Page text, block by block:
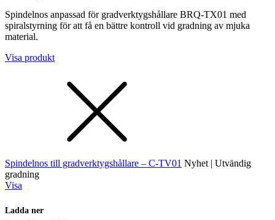
Spindelnos anpassad för gradverktygshållare BRQ-TX01 med
spiralstyrning för att få en bättre kontroll vid gradning av mjuka
material.
Visa produkt
Spindelnos till gradverktygshållare – C-TV01 Nyhet | Utvändig
gradning
Visa
Ladda ner